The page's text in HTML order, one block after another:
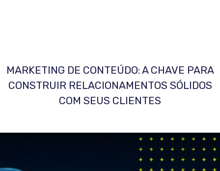
MARKETING DE CONTEÚDO: A CHAVE PARA
CONSTRUIR RELACIONAMENTOS SÓLIDOS
COM SEUS CLIENTES